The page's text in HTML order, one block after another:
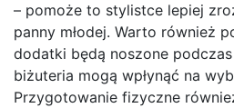
– pomoże to stylistce lepiej
panny młodej. Warto również
dodatki będą noszone
biżuteria mogą wpłynąć na
Przygotowanie fizyczne